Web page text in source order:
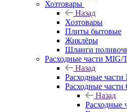
Хозтовары
Назад
Хозтовары
Плиты бытовые
Жиклёры
Шланги
Расходные части MIG/
Назад
Расходные
Расходные части
Назад
Расходные